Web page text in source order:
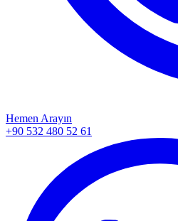
Hemen Arayın
+90 532 480 52 61